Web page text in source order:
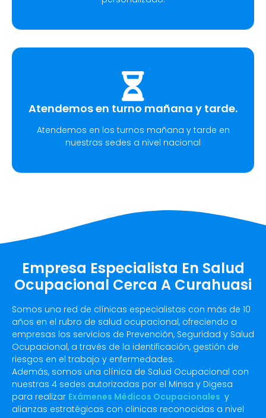
Atendemos en turno mañana y tarde.
Atendemos en los turnos mañana y tarde en
nuestras sedes a nivel nacional
Empresa Especialista En Salud
Ocupacional Cerca A Curahuasi
Somos una red de clínicas especialistas con más de 10
años en el rubro de salud ocupacional, ofreciendo a
empresas los servicios de Prevención, Seguridad y Salud
Ocupacional, a través de la identificación, gestión de
riesgos en el trabajo y enfermedades.
Además, somos una clínica de Salud Ocupacional con
nuestras 4 sedes autorizadas por el Minsa y Digesa
para realizar Exámenes Médicos Ocupacionales y
alianzas estratégicas con clinicas reconocidas a nivel